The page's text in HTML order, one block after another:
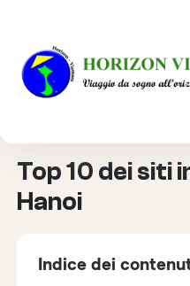
HOME
DESTINAZIONE
Top 10 dei siti
Hanoi
Indice dei